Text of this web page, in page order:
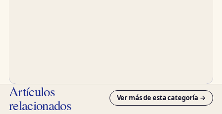
Artículos
relacionados Ver más de esta categoría →